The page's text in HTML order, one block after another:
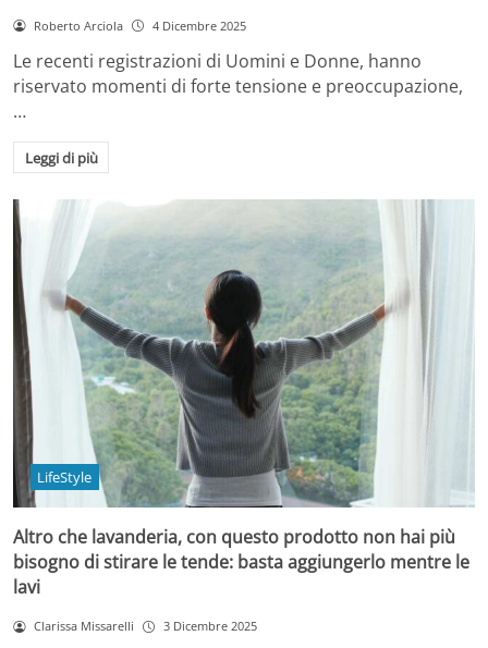
Roberto Arciola 4 Dicembre 2025
Le recenti registrazioni di Uomini e Donne, hanno
riservato momenti di forte tensione e preoccupazione,
…
Leggi di più
LifeStyle
Altro che lavanderia, con questo prodotto non hai più
bisogno di stirare le tende: basta aggiungerlo mentre le
lavi
Clarissa Missarelli 3 Dicembre 2025